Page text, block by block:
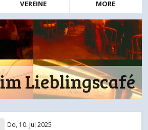
VEREINE MORE
Lieblingscafé
Do, 10. Jul 2025